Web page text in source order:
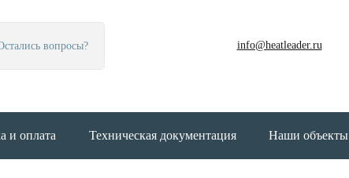
вопросы? info@heatleader.ru
и оплата Техническая документация Наши объекты